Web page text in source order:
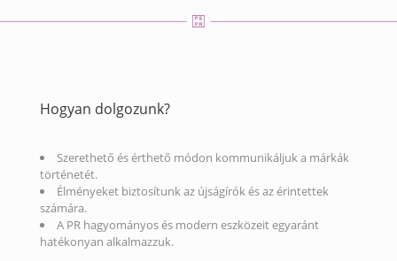
Hogyan dolgozunk?
Szerethető és érthető módon kommunikáljuk a márkák
történetét.
Élményeket biztosítunk az újságírók és az érintettek
számára.
A PR hagyományos és modern eszközeit egyaránt
hatékonyan alkalmazzuk.